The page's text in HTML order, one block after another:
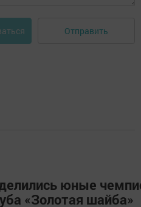
Отправить
юные
«Золотая шайба»